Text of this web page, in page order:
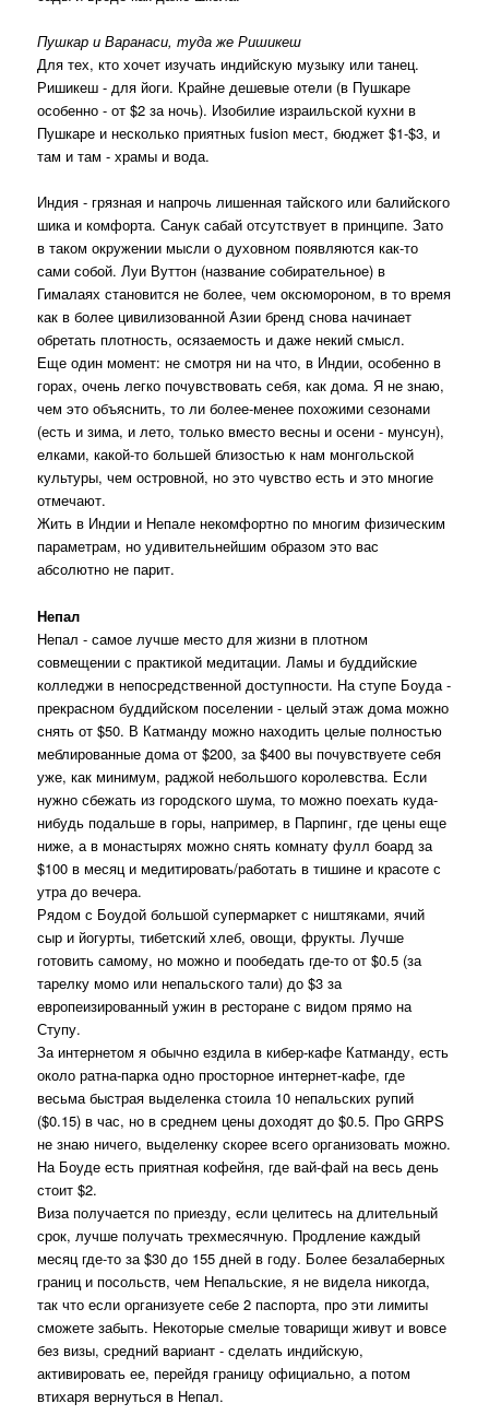
Пушкар и Варанаси, туда же Ришикеш
Для тех, кто хочет изучать индийскую музыку или танец.
Ришикеш - для йоги. Крайне дешевые отели (в Пушкаре
особенно - от $2 за ночь). Изобилие израильской кухни в
Пушкаре и несколько приятных fusion мест, бюджет $1-$3, и
там и там - храмы и вода.
Индия - грязная и напрочь лишенная тайского или балийского
шика и комфорта. Санук сабай отсутствует в принципе. Зато
в таком окружении мысли о духовном появляются как-то
сами собой. Луи Вуттон (название собирательное) в
Гималаях становится не более, чем оксюмороном, в то время
как в более цивилизованной Азии бренд снова начинает
обретать плотность, осязаемость и даже некий смысл.
Еще один момент: не смотря ни на что, в Индии, особенно в
горах, очень легко почувствовать себя, как дома. Я не знаю,
чем это объяснить, то ли более-менее похожими сезонами
(есть и зима, и лето, только вместо весны и осени - мунсун),
елками, какой-то большей близостью к нам монгольской
культуры, чем островной, но это чувство есть и это многие
отмечают.
Жить в Индии и Непале некомфортно по многим физическим
параметрам, но удивительнейшим образом это вас
абсолютно не парит.
Непал
Непал - самое лучше место для жизни в плотном
совмещении с практикой медитации. Ламы и буддийские
колледжи в непосредственной доступности. На ступе Боуда -
прекрасном буддийском поселении - целый этаж дома можно
снять от $50. В Катманду можно находить целые полностью
меблированные дома от $200, за $400 вы почувствуете себя
уже, как минимум, раджой небольшого королевства. Если
нужно сбежать из городского шума, то можно поехать куда-
нибудь подальше в горы, например, в Парпинг, где цены еще
ниже, а в монастырях можно снять комнату фулл боард за
$100 в месяц и медитировать/работать в тишине и красоте с
утра до вечера.
Рядом с Боудой большой супермаркет с ништяками, ячий
сыр и йогурты, тибетский хлеб, овощи, фрукты. Лучше
готовить самому, но можно и пообедать где-то от $0.5 (за
тарелку момо или непальского тали) до $3 за
европеизированный ужин в ресторане с видом прямо на
Ступу.
За интернетом я обычно ездила в кибер-кафе Катманду, есть
около ратна-парка одно просторное интернет-кафе, где
весьма быстрая выделенка стоила 10 непальских рупий
($0.15) в час, но в среднем цены доходят до $0.5. Про GRPS
не знаю ничего, выделенку скорее всего организовать можно.
На Боуде есть приятная кофейня, где вай-фай на весь день
стоит $2.
Виза получается по приезду, если целитесь на длительный
срок, лучше получать трехмесячную. Продление каждый
месяц где-то за $30 до 155 дней в году. Более безалаберных
границ и посольств, чем Непальские, я не видела никогда,
так что если организуете себе 2 паспорта, про эти лимиты
сможете забыть. Некоторые смелые товарищи живут и вовсе
без визы, средний вариант - сделать индийскую,
активировать ее, перейдя границу официально, а потом
втихаря вернуться в Непал.